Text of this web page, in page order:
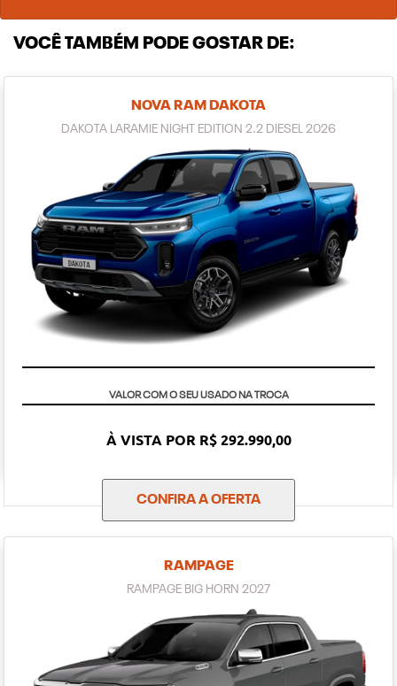
VOCÊ TAMBÉM PODE GOSTAR DE:
NOVA RAM DAKOTA
DAKOTA LARAMIE NIGHT EDITION 2.2 DIESEL 2026
À VISTA POR R$ 292.990,00
CONFIRA A OFERTA
RAMPAGE
RAMPAGE BIG HORN 2027